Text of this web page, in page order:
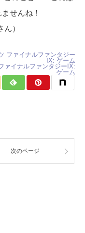
せんね！
ん）
ァイナルファンタジーIX:
ゲーム
次のページ